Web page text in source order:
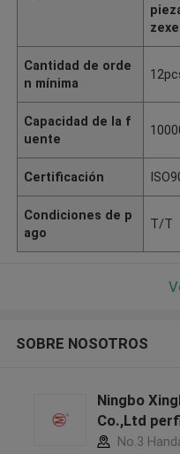
Cantidad de orde
n mínima
Capacidad de la f
uente
Certificación
Condiciones de p
ago
T/T
SOBRE NOSOTROS
Ningbo
Co.,Ltd
No.3